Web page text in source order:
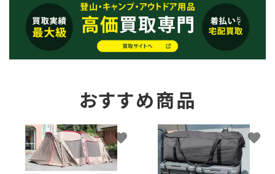
おすすめ商品
favorite favorite